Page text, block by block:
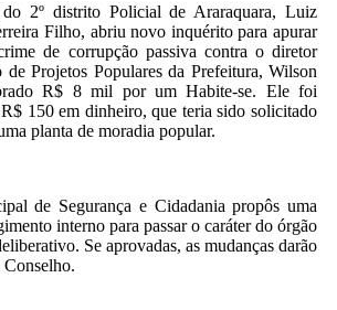
2º distrito Policial de Araraquara, Luiz
Filho, abriu novo inquérito para apurar
de corrupção passiva contra o diretor
de Projetos Populares da Prefeitura, Wilson
R$ 8 mil por um Habite-se. Ele foi
150 em dinheiro, que teria sido solicitado
planta de moradia popular.
de Segurança e Cidadania propôs uma
interno para passar o caráter do órgão
Se aprovadas, as mudanças darão